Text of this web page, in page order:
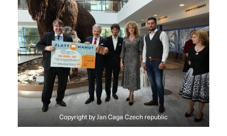
Copyright by Jan Caga Czech republic